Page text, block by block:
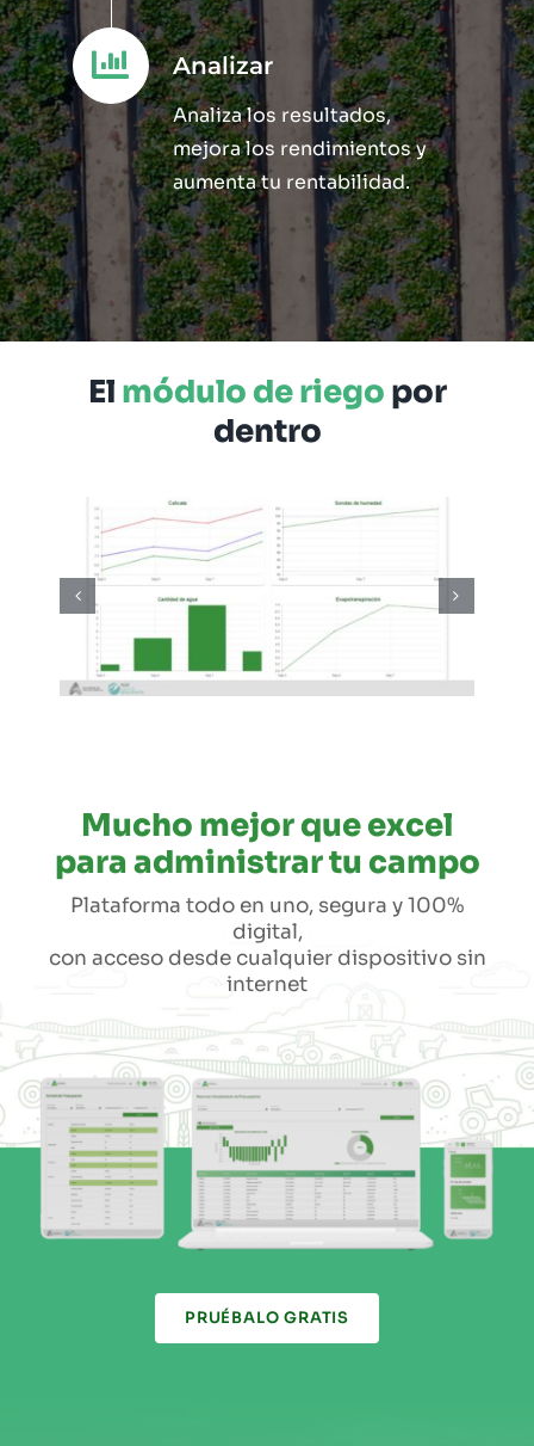
Analizar
Analiza los resultados,
mejora los rendimientos y
aumenta tu rentabilidad.
El módulo de riego por
dentro
Mucho mejor que excel
para administrar tu campo
Plataforma todo en uno, segura y 100%
digital,
con acceso desde cualquier dispositivo sin
internet
PRUÉBALO GRATIS